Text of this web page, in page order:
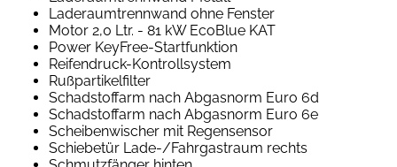
Laderaumtrennwand ohne Fenster
Motor 2,0 Ltr. - 81 kW EcoBlue KAT
Power KeyFree-Startfunktion
Reifendruck-Kontrollsystem
Rußpartikelfilter
Schadstoffarm nach Abgasnorm Euro 6d
Schadstoffarm nach Abgasnorm Euro 6e
Scheibenwischer mit Regensensor
Schiebetür Lade-/Fahrgastraum rechts